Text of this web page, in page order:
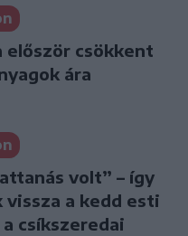
először csökkent
ára
volt” – így
vissza a kedd esti
csíkszeredai